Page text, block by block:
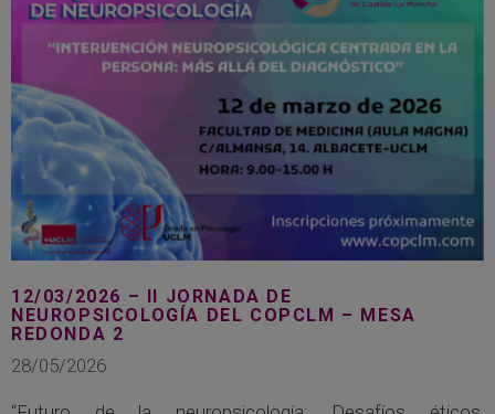
12/03/2026 – II JORNADA DE
NEUROPSICOLOGÍA DEL COPCLM – MESA
REDONDA 2
28/05/2026